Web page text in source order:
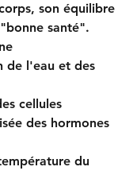
son équilibre
santé".
de l'eau et des
cellules
des hormones
du